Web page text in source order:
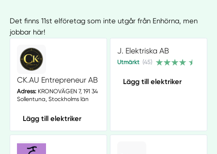
Det finns 11st elföretag som inte utgår från Enhörna, men
jobbar här!
CK.AU Entrepreneur AB
Adress:KRONOVÄGEN 7, 191 34
Sollentuna, Stockholms län
Lägg till elektriker
J. Elektriska AB
Utmärkt (45)
Lägg till elektriker